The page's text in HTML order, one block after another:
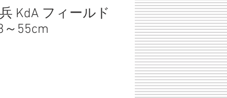
KdA フィールド
55cm